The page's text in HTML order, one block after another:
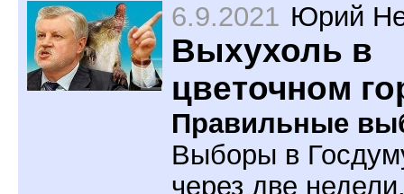
6.9.2021 Юрий
Выхухоль в
цветочном
Правильные
Выборы в
через две